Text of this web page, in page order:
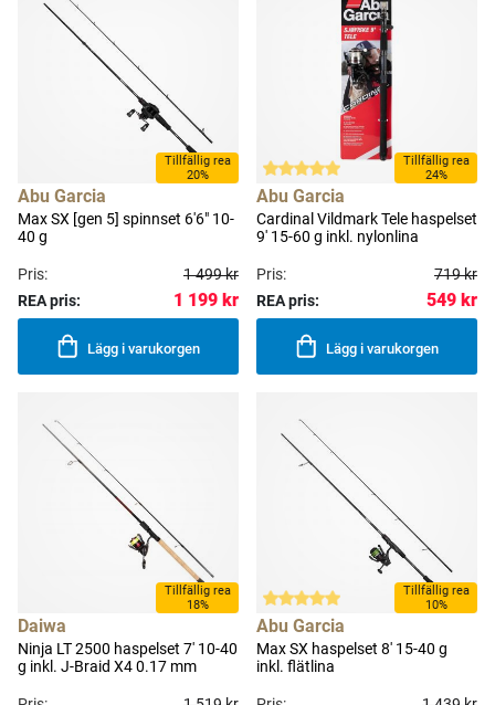
Tillfällig rea
20%
Abu Garcia
Max SX [gen 5] spinnset 6'6" 10-
40 g
Pris:
1 499 kr
REA pris:
1 199 kr
Lägg i varukorgen
Tillfällig rea
24%
Abu Garcia
Cardinal Vildmark Tele haspelset
9' 15-60 g inkl. nylonlina
Pris:
719 kr
REA pris:
549 kr
Lägg i varukorgen
Tillfällig rea
18%
Daiwa
Ninja LT 2500 haspelset 7' 10-40
g inkl. J-Braid X4 0.17 mm
Tillfällig rea
10%
Abu Garcia
Max SX haspelset 8' 15-40 g
inkl. flätlina